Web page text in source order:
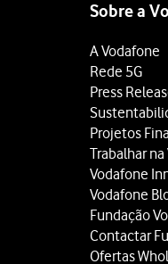
Sobre a
A Vodafone
Rede 5G
Press
Projetos
Trabalhar
Vodafone
Vodafone
Fundação
Contactar
Ofertas